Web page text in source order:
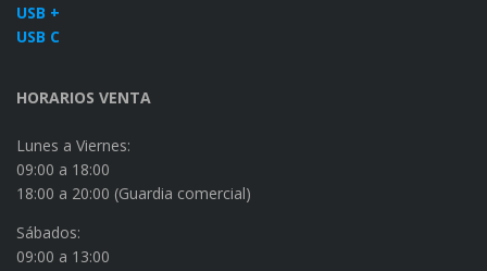
HORARIOS VENTA
Lunes a Viernes:
09:00 a 18:00
18:00 a 20:00 (Guardia comercial)
Sábados:
09:00 a 13:00